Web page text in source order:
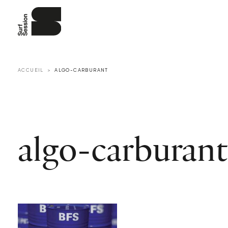
ACCUEIL ALGO-CARBURANT
algo-carburant